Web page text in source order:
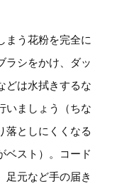
まう花粉を完全に
ラシをかけ、ダッ
どは水拭きするな
いましょう（ちな
落としにくくなる
ベスト）。コード
足元など手の届き